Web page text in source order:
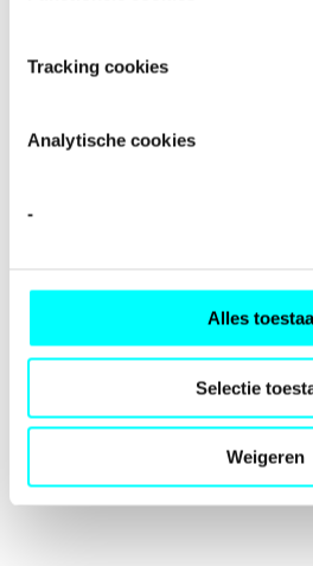
Tracking cookies
Analytische cookies
-
Alles
Selectie
Weigeren
-side